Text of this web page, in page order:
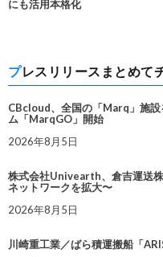
にも活用本格化
プレスリリースまとめて
CBcloud、全国の「Marq」施
ム「MarqGO」開始
2026年8月5日
株式会社Univearth、倉吉運送
ネットワークを拡大〜
2026年8月5日
川崎重工業／ばら積運搬船「